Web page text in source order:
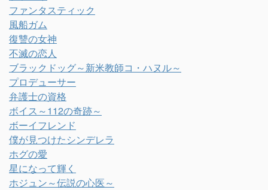
ファンタスティック
風船ガム
復讐の女神
不滅の恋人
ブラックドッグ～新米教師コ・ハヌル～
プロデューサー
弁護士の資格
ボイス～112の奇跡～
ボーイフレンド
僕が見つけたシンデレラ
ホグの愛
星になって輝く
ホジュン～伝説の心医～